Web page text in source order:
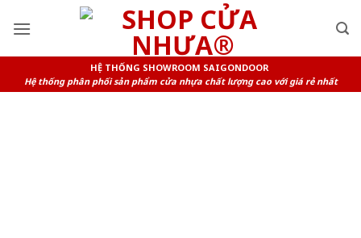
HỆ THỐNG SHOWROOM SAIGONDOOR
Hệ thống phân phối sản phẩm cửa nhựa chất lượng cao với giá rẻ nhất